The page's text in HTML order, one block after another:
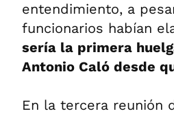
entendimiento, a
funcionarios habían
sería la primera
Antonio Caló desde
En la tercera reunión